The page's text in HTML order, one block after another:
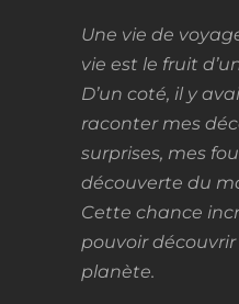
Une vie de
vie est le fruit
D’un coté, il y
raconter mes
surprises, mes
découverte du
Cette chance
pouvoir
planète.